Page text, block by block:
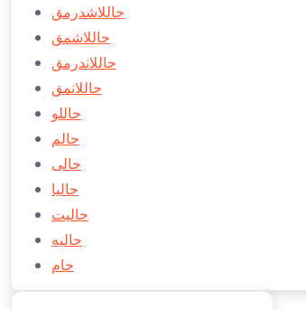
حاللاشدرمق
حاللاشمق
حاللاندرمق
حاللانمق
حاللو
حالم
حالی
حاليا
حاليت
حاليه
حام